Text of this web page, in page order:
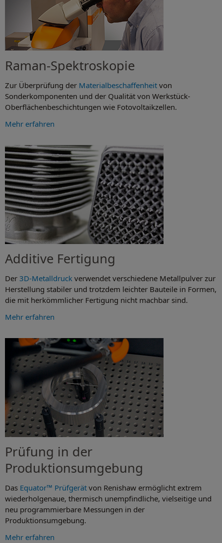
Raman-Spektroskopie
Zur Überprüfung der Materialbeschaffenheit von
Sonderkomponenten und der Qualität von Werkstück-
Oberflächenbeschichtungen wie Fotovoltaikzellen.
Mehr erfahren
Additive Fertigung
Der 3D-Metalldruck verwendet verschiedene Metallpulver zur
Herstellung stabiler und trotzdem leichter Bauteile in Formen,
die mit herkömmlicher Fertigung nicht machbar sind.
Mehr erfahren
Prüfung in der
Produktionsumgebung
Das Equator™ Prüfgerät von Renishaw ermöglicht extrem
wiederholgenaue, thermisch unempfindliche, vielseitige und
neu programmierbare Messungen in der
Produktionsumgebung.
Mehr erfahren